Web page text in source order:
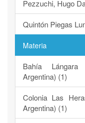
Pezzuchi, Hugo
Quintón Piegas
Materia
Bahía
Argentina) (1)
Colonia Las
Argentina) (1)